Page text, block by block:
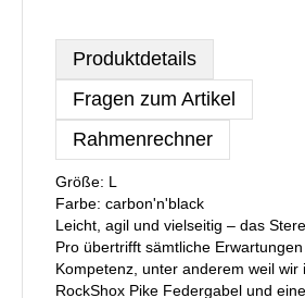
Produktdetails
Fragen zum Artikel
Rahmenrechner
Größe: L
Farbe: carbon'n'black
Leicht, agil und vielseitig – das
Pro übertrifft sämtliche
Kompetenz, unter anderem weil wir
RockShox Pike Federgabel und